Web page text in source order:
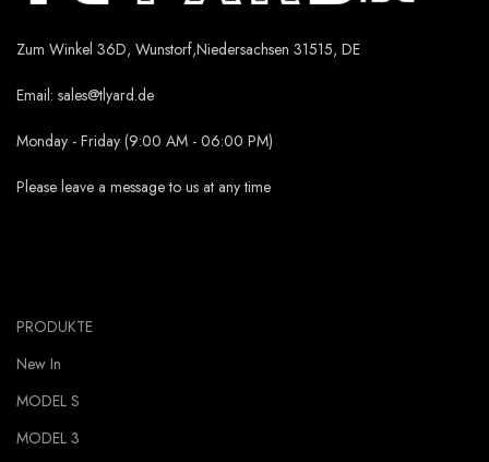
Zum Winkel 36D, Wunstorf,Niedersachsen 31515, DE
Email: sales@tlyard.de
Monday - Friday (9:00 AM - 06:00 PM)
Please leave a message to us at any time
PRODUKTE
New In
MODEL S
MODEL 3